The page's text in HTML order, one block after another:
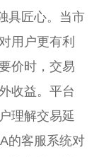
具匠心。当市
用户更有利
价时，交易
收益。平台
理解交易延
的客服系统对